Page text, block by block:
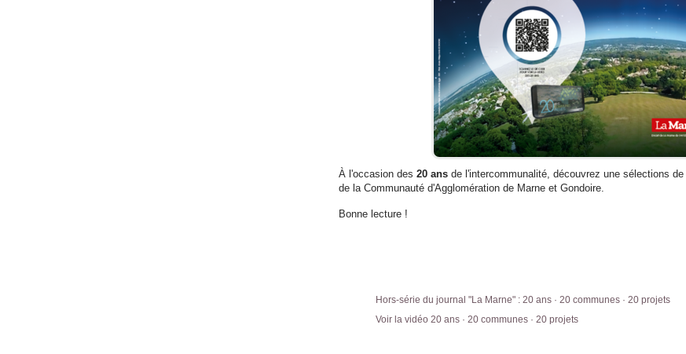
À l'occasion des 20 ans de l'intercommunalité, découvrez une sélections de
de la Communauté d'Agglomération de Marne et Gondoire.
Bonne lecture !
Hors-série du journal "La Marne" : 20 ans · 20 communes · 20 projets
Voir la vidéo 20 ans · 20 communes · 20 projets